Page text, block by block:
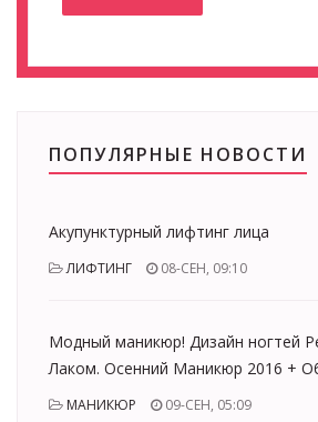
ПОПУЛЯРНЫЕ НОВОСТИ
Акупунктурный лифтинг лица
ЛИФТИНГ 08-СЕН, 09:10
Модный маникюр! Дизайн ногтей
Лаком. Осенний Маникюр 2016 +
МАНИКЮР 09-СЕН, 05:09